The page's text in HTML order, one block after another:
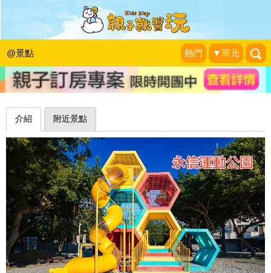
@景點 熱門 ▼單元
穿梭蜂巢遊戲塔，手腳並用多爬多放電
～台中永信運動公園遊戲場
史努比遊樂園|2022-11-02
介紹 附近景點